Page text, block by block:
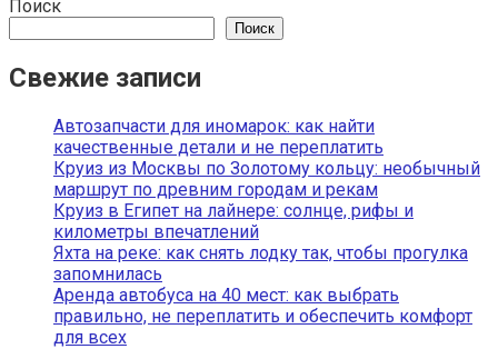
Поиск
Поиск
Свежие записи
Автозапчасти для иномарок: как найти
качественные детали и не переплатить
Круиз из Москвы по Золотому кольцу: необычный
маршрут по древним городам и рекам
Круиз в Египет на лайнере: солнце, рифы и
километры впечатлений
Яхта на реке: как снять лодку так, чтобы прогулка
запомнилась
Аренда автобуса на 40 мест: как выбрать
правильно, не переплатить и обеспечить комфорт
для всех